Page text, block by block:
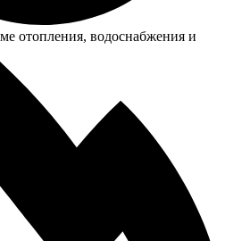
отопления, водоснабжения и